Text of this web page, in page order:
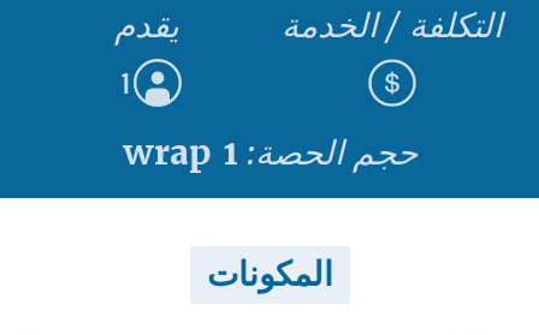
يقدم
1
التكلفة / الخدمة
حجم الحصة: 1 wrap
المكونات